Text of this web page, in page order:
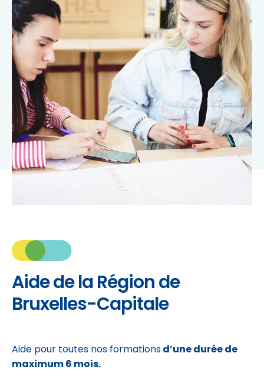
Aide de la Région de
Bruxelles-Capitale
Aide pour toutes nos formations d’une durée de
maximum 6 mois.